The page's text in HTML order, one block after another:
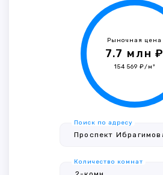
Рыночная цена
7.7 млн ₽
154 569 ₽/м²
Поиск по адресу
Количество комнат